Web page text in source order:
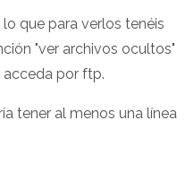
que para verlos tenéis
"ver archivos ocultos"
por ftp.
tener al menos una línea